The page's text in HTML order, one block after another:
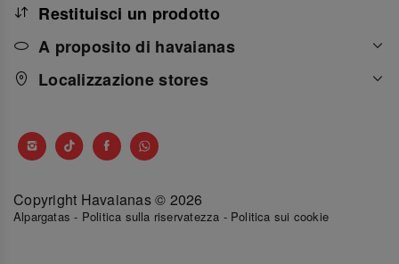
Restituisci un prodotto
A proposito di havaianas
Localizzazione stores
Copyright Havaianas © 2026
Alpargatas - Politica sulla riservatezza - Politica sui cookie